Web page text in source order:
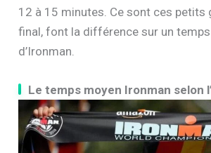
12 à 15 minutes. Ce sont ces petits
final, font la différence sur un
d’Ironman.
Le temps moyen Ironman selon